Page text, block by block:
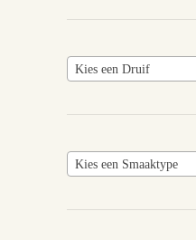
Kies een Druif
Kies een Smaaktype